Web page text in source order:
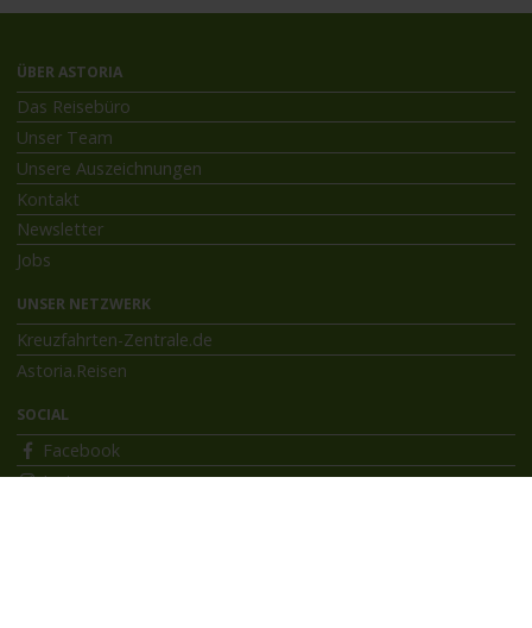
ÜBER ASTORIA
Das Reisebüro
Unser Team
Unsere Auszeichnungen
Kontakt
Newsletter
Jobs
UNSER NETZWERK
Kreuzfahrten-Zentrale.de
Astoria.Reisen
SOCIAL
Facebook
Instagram